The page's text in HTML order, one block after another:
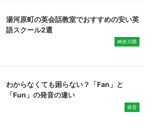
湯河原町の英会話教室でおすすめの安い英
語スクール2選
神奈川県
わからなくても困らない？「Fan」と
「Fun」の発音の違い
発音